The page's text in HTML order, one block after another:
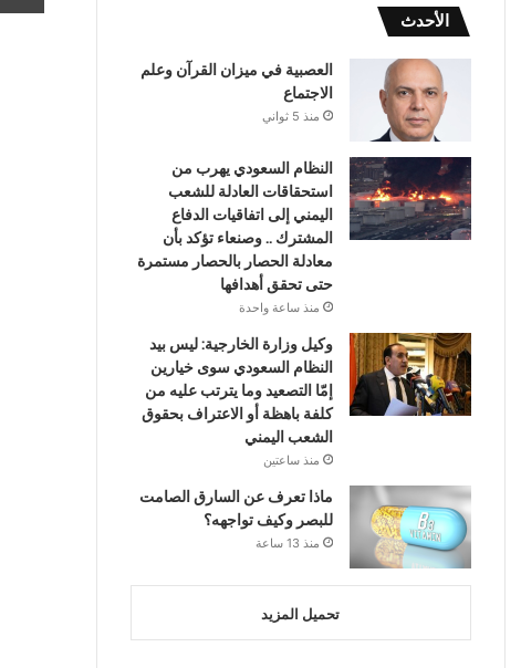
الأحدث
العصبية في ميزان القرآن وعلم
الاجتماع
منذ 5 ثواني
النظام السعودي يهرب من
استحقاقات العادلة للشعب
اليمني إلى اتفاقيات الدفاع
المشترك .. وصنعاء تؤكد بأن
معادلة الحصار بالحصار مستمرة
حتى تحقق أهدافها
منذ ساعة واحدة
وكيل وزارة الخارجية: ليس بيد
النظام السعودي سوى خيارين
إمّا التصعيد وما يترتب عليه من
كلفة باهظة أو الاعتراف بحقوق
الشعب اليمني
منذ ساعتين
ماذا تعرف عن السارق الصامت
للبصر وكيف تواجهه؟
منذ 13 ساعة
تحميل المزيد